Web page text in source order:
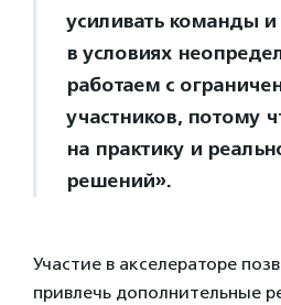
усиливать команды и
в условиях
работаем с
участников, потому
на практику и
решений».
Участие в акселераторе
привлечь дополнительные